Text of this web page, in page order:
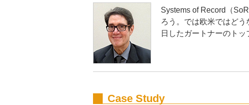
Systems of Record（
ろう。では欧米ではど
日したガートナーのトッ
Case Study